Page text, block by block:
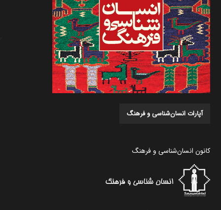
آپارات انسان‌شناسی و فرهنگ
کانون انسان‌شناسی و فرهنگ